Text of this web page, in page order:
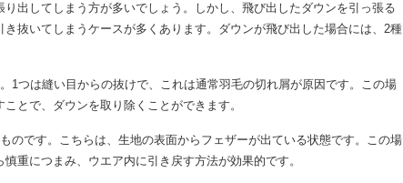
出してしまう方が多いでしょう。しかし、飛び出したダウンを引っ張る
抜いてしまうケースが多くあります。ダウンが飛び出した場合には、2種
1つは縫い目からの抜けで、これは通常羽毛の切れ屑が原因です。この場
とで、ダウンを取り除くことができます。
のです。こちらは、生地の表面からフェザーが出ている状態です。この場
重につまみ、ウエア内に引き戻す方法が効果的です。